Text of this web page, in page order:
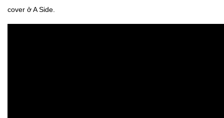
cover ở A Side.